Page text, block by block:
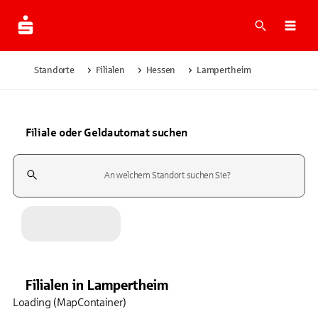
Suche
Standorte Filialen Hessen Lampertheim
Filiale oder Geldautomat suchen
Suchfeld
Filialen in Lampertheim
Loading (MapContainer)